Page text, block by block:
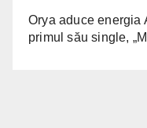
Orya aduce energia
primul său single,